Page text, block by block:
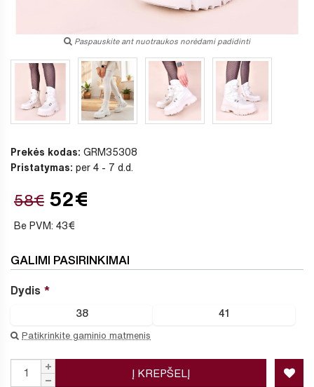
Paspauskite ant nuotraukos norėdami padidinti
Prekės kodas: GRM35308
Pristatymas: per 4 - 7 d.d.
58€ 52€
Be PVM: 43€
GALIMI PASIRINKIMAI
Dydis
38 41
Patikrinkite gaminio matmenis
Į KREPŠELĮ